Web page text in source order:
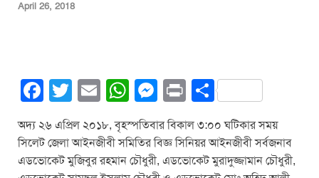
April 26, 2018
F
c
e
T
tt
er
E
ail
W
h
at
s
M
e
ss
e
Pr
t
S
ar
e
অদ্য ২৬ এপ্রিল ২০১৮, বৃহস্পতিবার বিকাল ৩:০০ ঘটিকার সময়
সিলেট জেলা আইনজীবী সমিতির বিজ্ঞ সিনিয়র আইনজীবী সর্বজনাব
এডভোকেট মুজিবুর রহমান চৌধুরী, এডভোকেট মুরাদুজ্জামান চৌধুরী,